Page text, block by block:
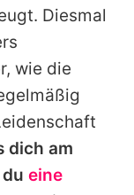
Diesmal
wie die
dich am
eine